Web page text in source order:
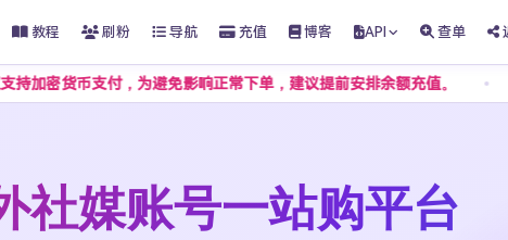
教程 刷粉 导航 充值 博客 API 查单
，为避免影响正常下单，建议提前安排余额充值。 客服不接
媒账号一站购平台